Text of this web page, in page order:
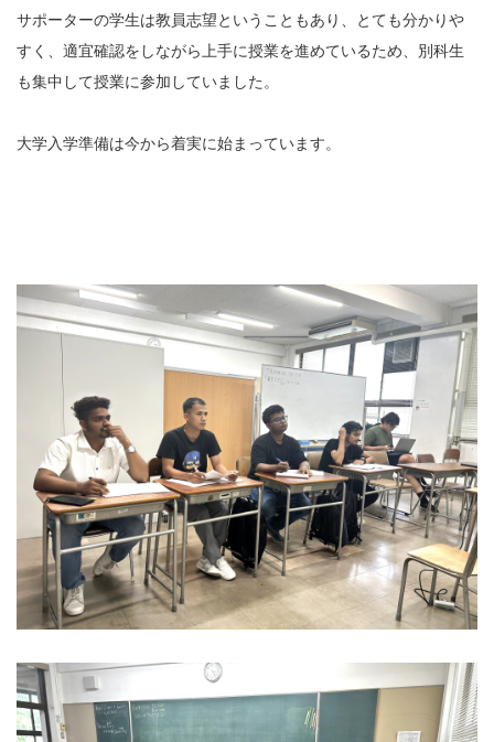
サポーターの学生は教員志望ということもあり、とても分かりや
すく、適宜確認をしながら上手に授業を進めているため、別科生
も集中して授業に参加していました。
大学入学準備は今から着実に始まっています。